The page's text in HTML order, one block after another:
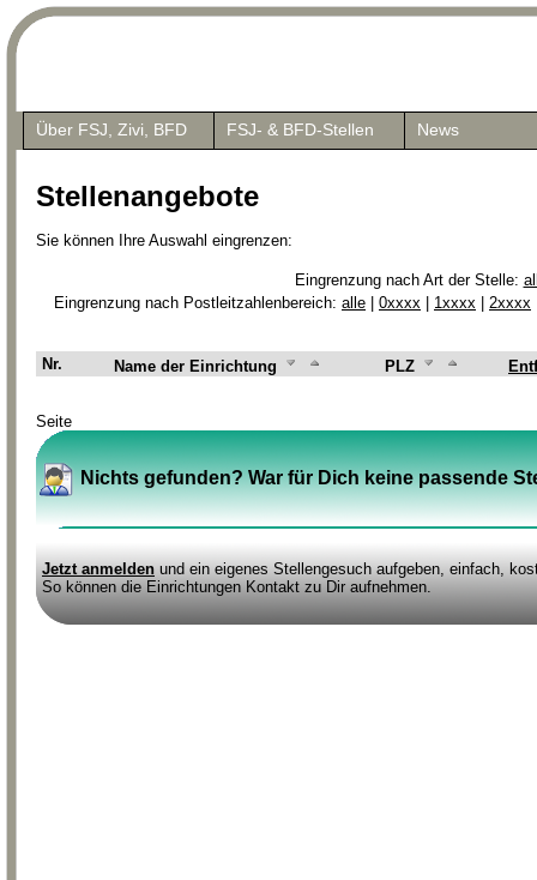
Über FSJ, Zivi, BFD FSJ- & BFD-Stellen News
Stellenangebote
Sie können Ihre Auswahl eingrenzen:
Eingrenzung nach Art der Stelle:
Eingrenzung nach Postleitzahlenbereich: alle 0xxxx 1xxxx 2xxxx
Nr. Name der Einrichtung PLZ
Seite
Nichts gefunden? War für Dich keine passende
Jetzt anmelden und ein eigenes Stellengesuch aufgeben, einfach,
So können die Einrichtungen Kontakt zu Dir aufnehmen.